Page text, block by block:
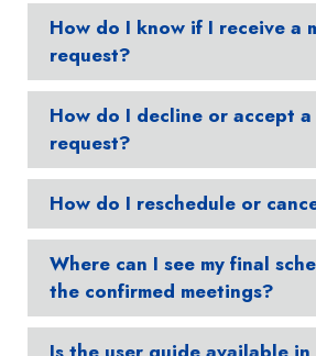
How do I know if I receive a
request?
How do I decline or accept
request?
How do I reschedule or
Where can I see my final
the confirmed meetings?